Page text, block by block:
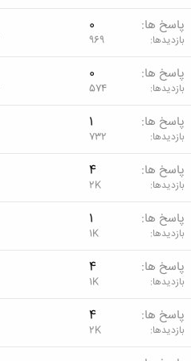
پاسخ ها 0
بازدیدها 969
پاسخ ها 0
بازدیدها 574
پاسخ ها 1
بازدیدها 732
پاسخ ها 4
بازدیدها 2K
پاسخ ها 1
بازدیدها 1K
پاسخ ها 4
بازدیدها 1K
پاسخ ها 4
بازدیدها 2K